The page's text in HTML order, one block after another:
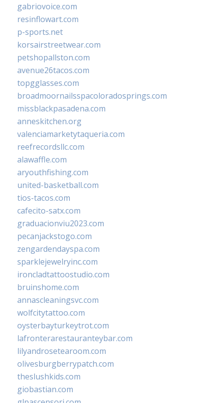
gabriovoice.com
resinflowart.com
p-sports.net
korsairstreetwear.com
petshopallston.com
avenue26tacos.com
topgglasses.com
broadmoornailsspacoloradosprings.com
missblackpasadena.com
anneskitchen.org
valenciamarketytaqueria.com
reefrecordsllc.com
alawaffle.com
aryouthfishing.com
united-basketball.com
tios-tacos.com
cafecito-satx.com
graduacionviu2023.com
pecanjackstogo.com
zengardendayspa.com
sparklejewelryinc.com
ironcladtattoostudio.com
bruinshome.com
annascleaningsvc.com
wolfcitytattoo.com
oysterbayturkeytrot.com
lafronterarestauranteybar.com
lilyandrosetearoom.com
olivesburgberrypatch.com
theslushkids.com
giobastian.com